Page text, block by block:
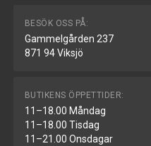
BESÖK OSS PÅ:
Gammelgården 237
871 94 Viksjö
BUTIKENS ÖPPETTIDER:
11–18.00 Måndag
11–18.00 Tisdag
11–21.00 Onsdagar